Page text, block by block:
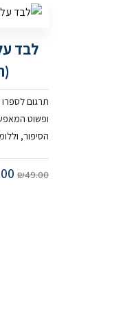
לבד
תרגום
ופשוט
הסיפור,
₪49.00